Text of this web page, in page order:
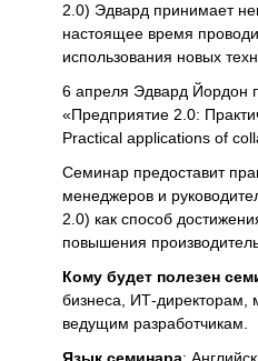
2.0) Эдвард принимает
настоящее время
использования новых
6 апреля Эдвард Йордон
«Предприятие 2.0:
Practical applications of
Семинар предоставит
менеджеров и
2.0) как способ
повышения
Кому будет полезен
бизнеса, ИТ-директорам,
ведущим разработчикам.